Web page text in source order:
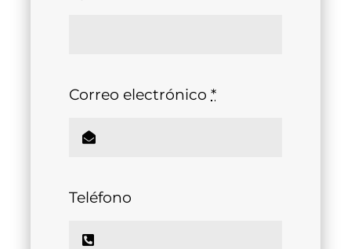
Correo electrónico*
Teléfono